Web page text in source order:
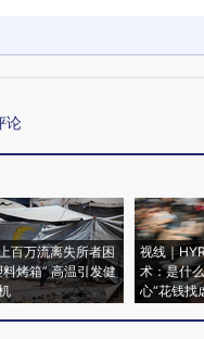
论
百万流离失所者困
料烤箱” 高温引发健
视线｜
术：是什
心“花钱找